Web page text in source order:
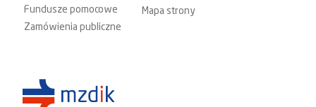
Fundusze pomocowe
Zamówienia publiczne
Mapa strony